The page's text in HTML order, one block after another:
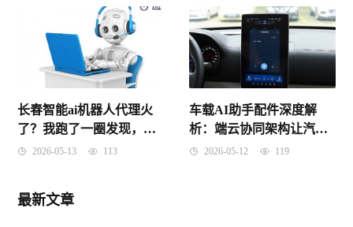
长春智能ai机器人代理火
了？我跑了一圈发现，这
事儿没你想的那么简单
2026-05-13 113
车载AI助手配件深度解
析：端云协同架构让汽车
“听懂人话”
2026-05-12 119
最新文章